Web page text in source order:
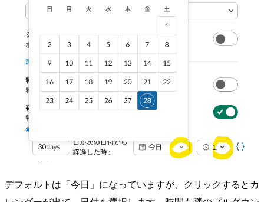
デフォルトは「今日」になっていますが、クリックするとカ